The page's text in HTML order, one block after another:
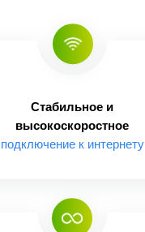
Стабильное и
высокоскоростное
подключение к интернету